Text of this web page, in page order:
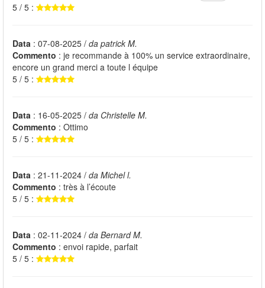
5 / 5 :
Data : 07-08-2025 / da patrick M.
Commento : je recommande à 100% un service extraordinaire,
encore un grand merci a toute l équipe
5 / 5 :
Data : 16-05-2025 / da Christelle M.
Commento : Ottimo
5 / 5 :
Data : 21-11-2024 / da Michel l.
Commento : très à l’écoute
5 / 5 :
Data : 02-11-2024 / da Bernard M.
Commento : envoi rapide, parfait
5 / 5 :